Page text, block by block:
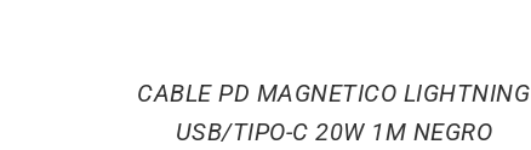
CABLE PD MAGNETICO LIGHTNING
USB/TIPO-C 20W 1M NEGRO